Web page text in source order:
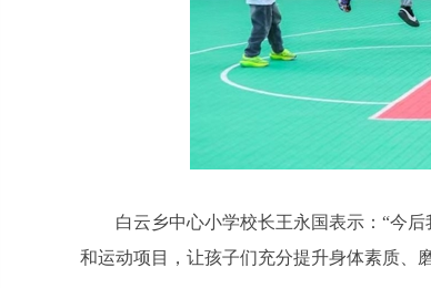
白云乡中心小学校长王永国表示：“今
和运动项目，让孩子们充分提升身体素质、